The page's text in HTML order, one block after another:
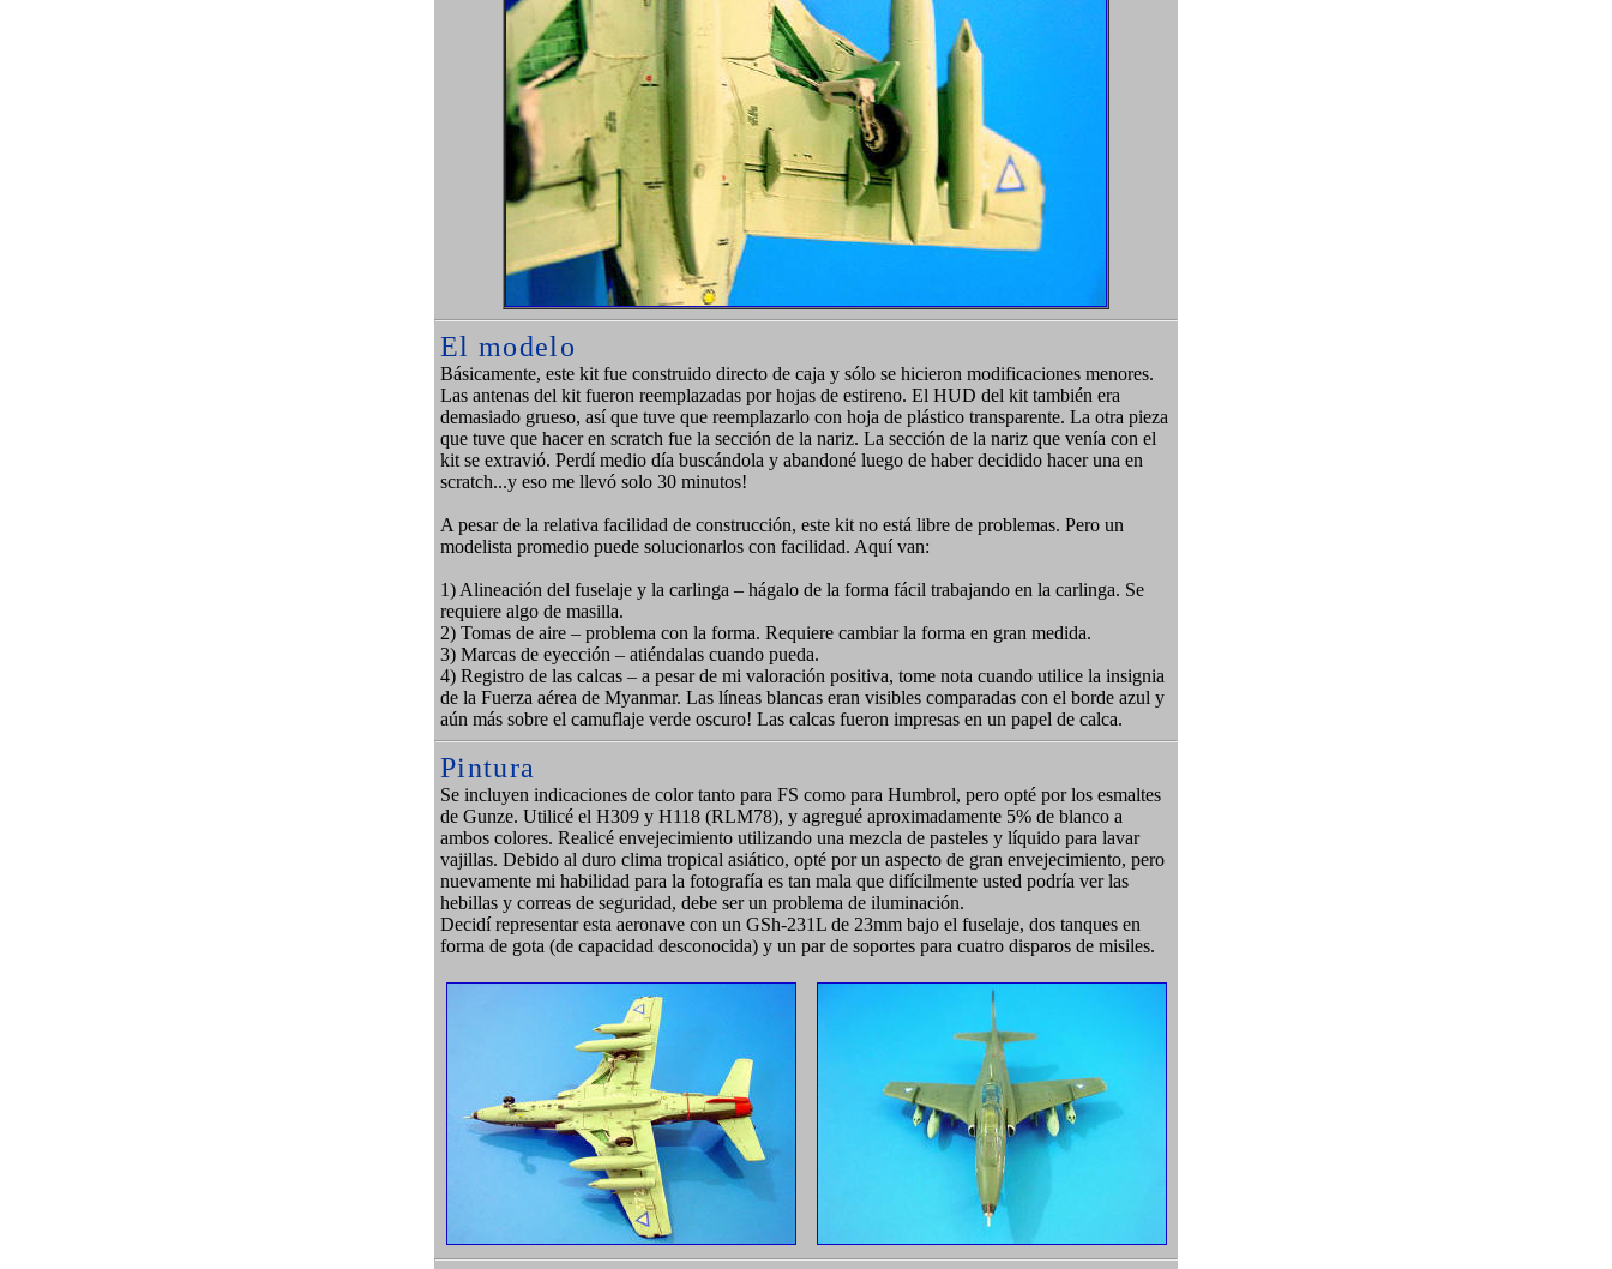
El modelo
Básicamente, este kit fue construido directo de caja y sólo se hicieron modificaciones menores.
Las antenas del kit fueron reemplazadas por hojas de estireno. El HUD del kit también era
demasiado grueso, así que tuve que reemplazarlo con hoja de plástico transparente. La otra pieza
que tuve que hacer en scratch fue la sección de la nariz. La sección de la nariz que venía con el
kit se extravió. Perdí medio día buscándola y abandoné luego de haber decidido hacer una en
scratch...y eso me llevó solo 30 minutos!
A pesar de la relativa facilidad de construcción, este kit no está libre de problemas. Pero un
modelista promedio puede solucionarlos con facilidad. Aquí van:
1) Alineación del fuselaje y la carlinga – hágalo de la forma fácil trabajando en la carlinga. Se
requiere algo de masilla.
2) Tomas de aire – problema con la forma. Requiere cambiar la forma en gran medida.
3) Marcas de eyección – atiéndalas cuando pueda.
4) Registro de las calcas – a pesar de mi valoración positiva, tome nota cuando utilice la insignia
de la Fuerza aérea de Myanmar. Las líneas blancas eran visibles comparadas con el borde azul y
aún más sobre el camuflaje verde oscuro! Las calcas fueron impresas en un papel de calca.
Pintura
Se incluyen indicaciones de color tanto para FS como para Humbrol, pero opté por los esmaltes
de Gunze. Utilicé el H309 y H118 (RLM78), y agregué aproximadamente 5% de blanco a
ambos colores. Realicé envejecimiento utilizando una mezcla de pasteles y líquido para lavar
vajillas. Debido al duro clima tropical asiático, opté por un aspecto de gran envejecimiento, pero
nuevamente mi habilidad para la fotografía es tan mala que difícilmente usted podría ver las
hebillas y correas de seguridad, debe ser un problema de iluminación.
Decidí representar esta aeronave con un GSh-231L de 23mm bajo el fuselaje, dos tanques en
forma de gota (de capacidad desconocida) y un par de soportes para cuatro disparos de misiles.